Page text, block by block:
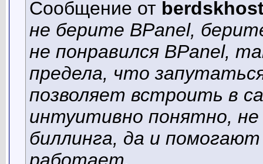
Сообщение от
не берите BPanel,
не понравился BPanel,
предела, что
позволяет встроить в
интуитивно понятно,
биллинга, да и